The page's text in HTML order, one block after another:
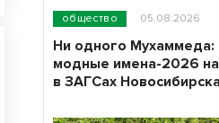
общество 05.08.2026
Ни одного Мухаммеда:
модные имена-2026
в ЗАГСах